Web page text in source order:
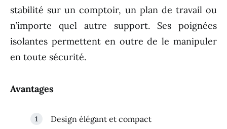
stabilité sur un comptoir, un plan de travail ou
n’importe quel autre support. Ses poignées
isolantes permettent en outre de le manipuler
en toute sécurité.
Avantages
Design élégant et compact